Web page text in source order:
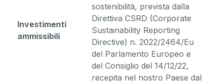
Investimenti
ammissibili
sostenibilità, prevista dalla
Direttiva CSRD (Corporate
Sustainability Reporting
Directive) n. 2022/2464/Eu
del Parlamento Europeo e
del Consiglio del 14/12/22,
recepita nel nostro Paese dal